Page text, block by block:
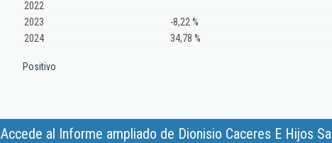
2022
2023
-8,22 %
2024
34,78 %
Positivo
Accede al Informe ampliado de Dionisio Caceres E Hijos Sa